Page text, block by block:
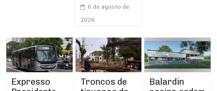
6 de agosto de
2026
Expresso
Troncos de
Balardin